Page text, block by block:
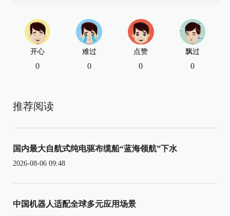
开心
0
难过
0
点赞
0
飘过
0
推荐阅读
国内最大自航式纯电驱布缆船“蓝海领航”下水
2026-08-06 09:48
中国机器人适配全球多元应用场景